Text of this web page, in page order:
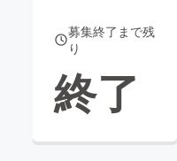
募集終了まで残
り
終了